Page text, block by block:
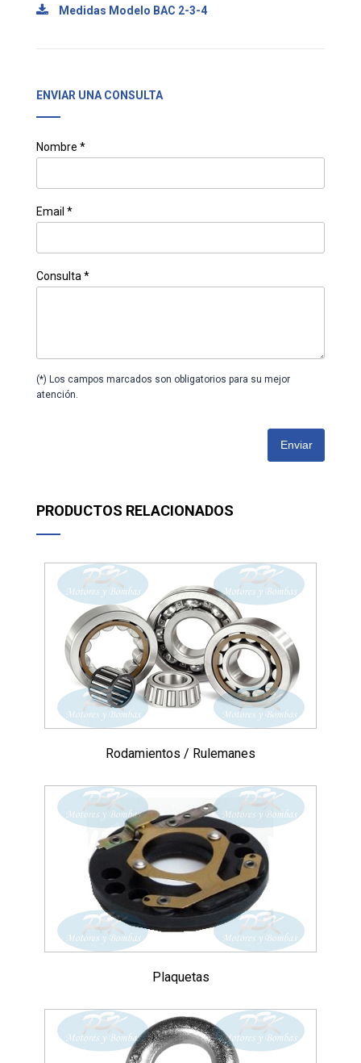
Medidas Modelo BAC 2-3-4
ENVIAR UNA CONSULTA
Nombre *
Email *
Consulta *
(*) Los campos marcados son obligatorios para su mejor
atención.
Enviar
PRODUCTOS RELACIONADOS
Rodamientos / Rulemanes
Plaquetas